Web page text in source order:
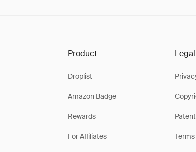
Product
Droplist
Amazon Badge
Rewards
For Affiliates
Legal
Terms